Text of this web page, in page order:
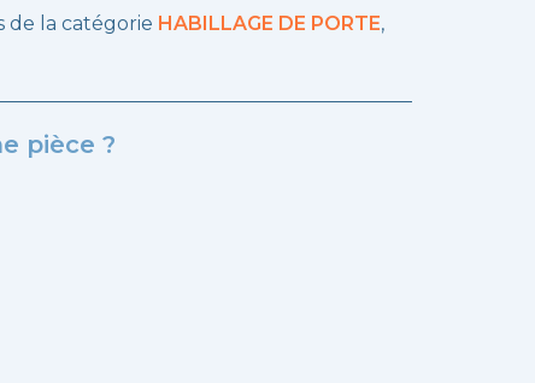
de la catégorie HABILLAGE DE PORTE,
pièce ?